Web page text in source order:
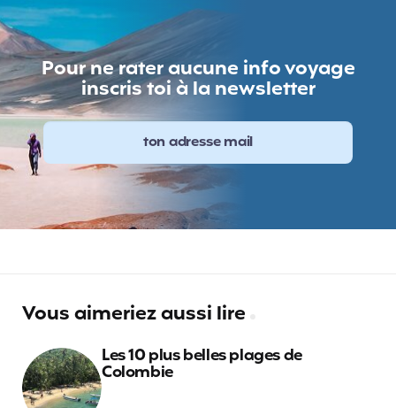
Pour ne rater aucune info voyage
inscris toi à la newsletter
Vous aimeriez aussi lire
Les 10 plus belles plages de
Colombie